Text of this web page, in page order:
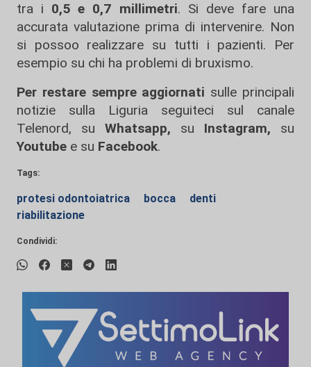
tra i 0,5 e 0,7 millimetri. Si deve fare una
accurata valutazione prima di intervenire. Non
si possoo realizzare su tutti i pazienti. Per
esempio su chi ha problemi di bruxismo.
Per restare sempre aggiornati sulle principali
notizie sulla Liguria seguiteci sul canale
Telenord, su
Whatsapp, su Instagram, su
Youtube e su Facebook.
Tags:
protesi odontoiatrica bocca
denti
riabilitazione
Condividi: